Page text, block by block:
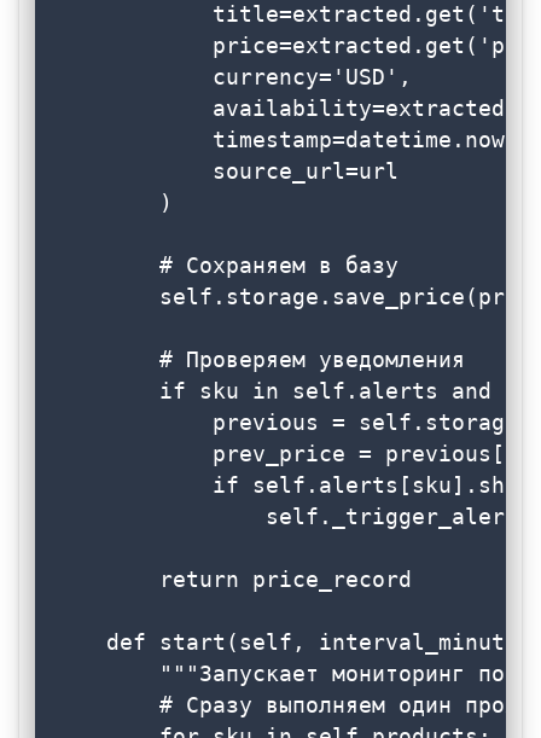
            currency='USD',
            source_url=url
        )
        # Сохраняем в базу
        # Проверяем уведомления
if sku in self.alerts and
previous =
prev_price =
if
        return price_record
def start(self,
"""Запускает мониторинг по
# Сразу выполняем один